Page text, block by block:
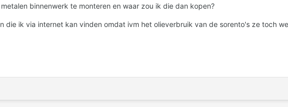
binnenwerk te monteren en waar zou ik die dan kopen?
die ik via internet kan vinden omdat ivm het olieverbruik van de sorento's ze toch